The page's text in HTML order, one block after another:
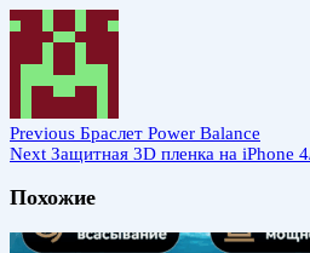
Previous Браслет Power Balance
Next Защитная 3D пленка на iPhone
Похожие